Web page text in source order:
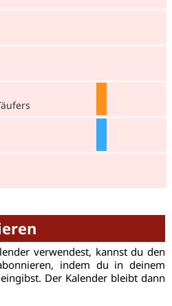
verwendest, kannst du den
indem du in deinem
Der Kalender bleibt dann